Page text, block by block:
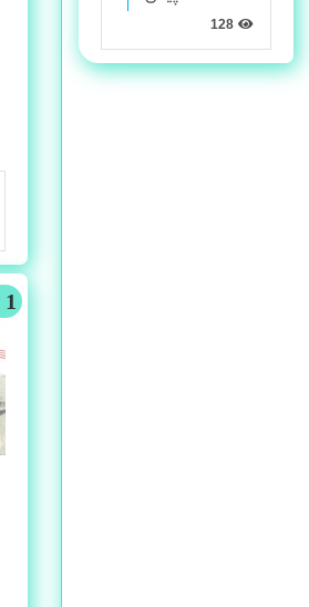
128
1